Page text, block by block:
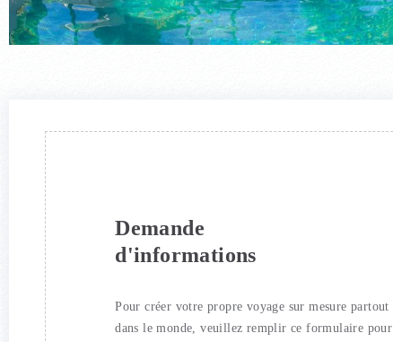
Demande
d'informations
Pour créer votre propre voyage sur mesure partout
dans le monde, veuillez remplir ce formulaire pour